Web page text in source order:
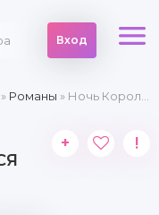
Вход
Романы » Ночь Королей. Сражайся за свое сердце
+ !